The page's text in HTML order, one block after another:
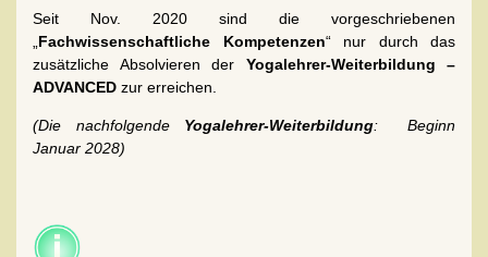
Seit Nov. 2020 sind die vorgeschriebenen
Fachwissenschaftliche Kompetenzen“ nur durch das
zusätzliche Absolvieren der Yogalehrer-Weiterbildung –
ADVANCED zur erreichen.
(Die nachfolgende Yogalehrer-Weiterbildung: Beginn
Januar 2028)